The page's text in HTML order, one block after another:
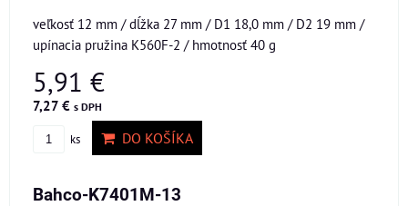
veľkosť 12 mm / dĺžka 27 mm / D1 18,0 mm / D2 19 mm /
upínacia pružina K560F-2 / hmotnosť 40 g
5,91 €
7,27 € s DPH
ks DO KOŠÍKA
Bahco-K7401M-13